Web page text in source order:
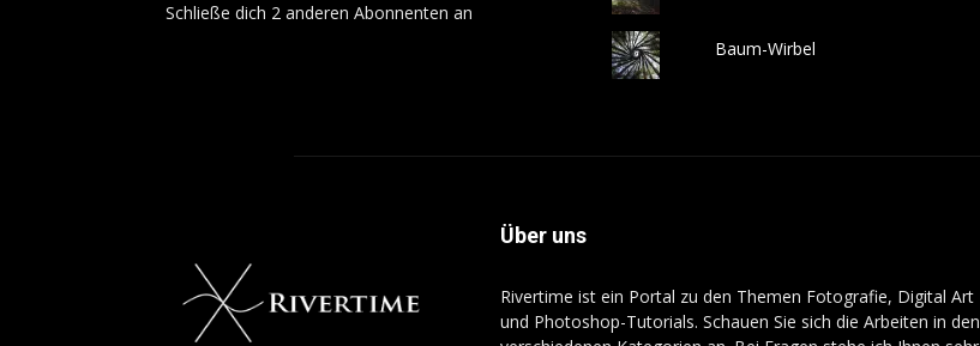
Schließe dich 2 anderen Abonnenten an
Baum-Wirbel
Über uns
Rivertime ist ein Portal zu den Themen Fotografie, Digital Art
und Photoshop-Tutorials. Schauen Sie sich die Arbeiten in den